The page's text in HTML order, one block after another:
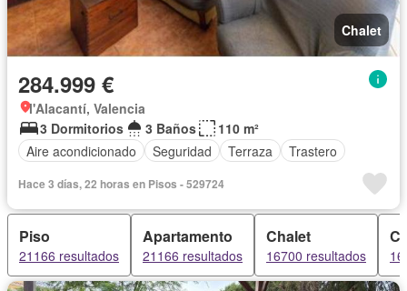
Chalet
284.999 €
l'Alacantí, Valencia
3 Dormitorios
3 Baños
110 m²
Aire acondicionado
Seguridad Terraza Trastero
Hace 3 días, 22 horas en Pisos - 529724
Piso
21166 resultados
Apartamento
21166 resultados
Chalet
16700 resultados